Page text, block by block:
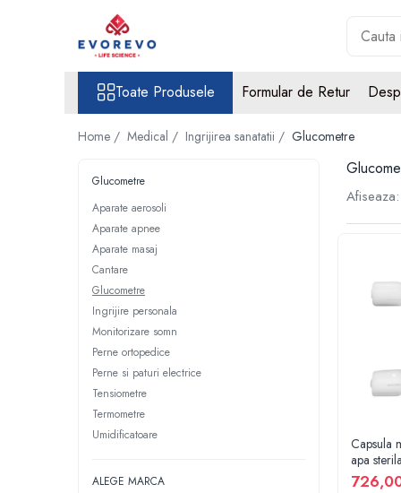
Toate Produsele
Concentratoare oxigen
Pulsoximetrie
Cabluri extensie
Lampi operatie
Negatoscoape
Toate Produsele Formular de Retur
Home / Medical / Ingrijirea sanatatii / Glucometre
Glucometre
Aparate aerosoli
Aparate apnee
Aparate masaj
Cantare
Glucometre
Ingrijire personala
Monitorizare somn
Perne ortopedice
Perne si paturi electrice
Tensiometre
Termometre
Umidificatoare
ALEGE MARCA
Afiseaza:
Capsula
apa
cicluri cu